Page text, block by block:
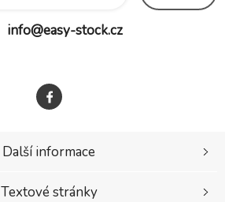
info@easy-stock.cz
Další informace
Textové stránky